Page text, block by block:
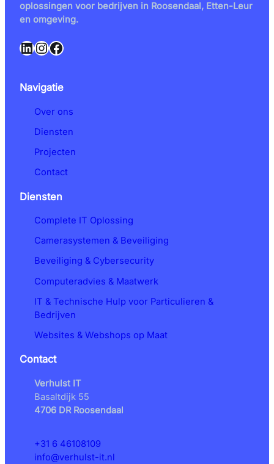
oplossingen voor bedrijven in Roosendaal, Etten-Leur
en omgeving.
LinkedIn InstagramFacebook
Navigatie
Over ons
Diensten
Projecten
Contact
Diensten
Complete IT Oplossing
Camerasystemen & Beveiliging
Beveiliging & Cybersecurity
Computeradvies & Maatwerk
IT & Technische Hulp voor Particulieren &
Bedrijven
Websites & Webshops op Maat
Contact
Verhulst IT
Basaltdijk 55
4706 DR Roosendaal
+31 6 46108109
info@verhulst-it.nl